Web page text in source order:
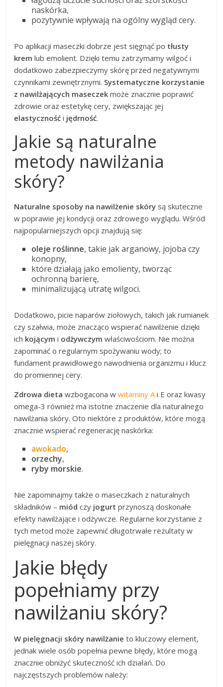
naskórka,
pozytywnie wpływają na ogólny wygląd cery.
Po aplikacji maseczki dobrze jest sięgnąć po tłusty
krem lub emolient. Dzięki temu zatrzymamy wilgoć i
dodatkowo zabezpieczymy skórę przed negatywnymi
czynnikami zewnętrznymi. Systematyczne korzystanie
z nawilżających maseczek może znacznie poprawić
zdrowie oraz estetykę cery, zwiększając jej
elastyczność i jędrność.
Jakie są naturalne
metody nawilżania
skóry?
Naturalne sposoby na nawilżenie skóry są skuteczne
w poprawie jej kondycji oraz zdrowego wyglądu. Wśród
najpopularniejszych opcji znajdują się:
oleje roślinne, takie jak arganowy, jojoba czy
konopny,
które działają jako emolienty, tworząc
ochronną barierę,
minimalizującą utratę wilgoci.
Dodatkowo, picie naparów ziołowych, takich jak rumianek
czy szałwia, może znacząco wspierać nawilżenie dzięki
ich kojącym i odżywczym właściwościom. Nie można
zapominać o regularnym spożywaniu wody; to
fundament prawidłowego nawodnienia organizmu i klucz
do promiennej cery.
Zdrowa dieta wzbogacona wwitaminy Ai E oraz kwasy
omega-3 również ma istotne znaczenie dla naturalnego
nawilżania skóry. Oto niektóre z produktów, które mogą
znacznie wspierać regenerację naskórka:
awokado,
orzechy,
ryby morskie.
Nie zapominajmy także o maseczkach z naturalnych
składników – miód czy jogurt przynoszą doskonałe
efekty nawilżające i odżywcze. Regularne korzystanie z
tych metod może zapewnić długotrwałe rezultaty w
pielęgnacji naszej skóry.
Jakie błędy
popełniamy przy
nawilżaniu skóry?
W pielęgnacji skóry nawilżanie to kluczowy element,
jednak wiele osób popełnia pewne błędy, które mogą
znacznie obniżyć skuteczność ich działań. Do
najczęstszych problemów należy: